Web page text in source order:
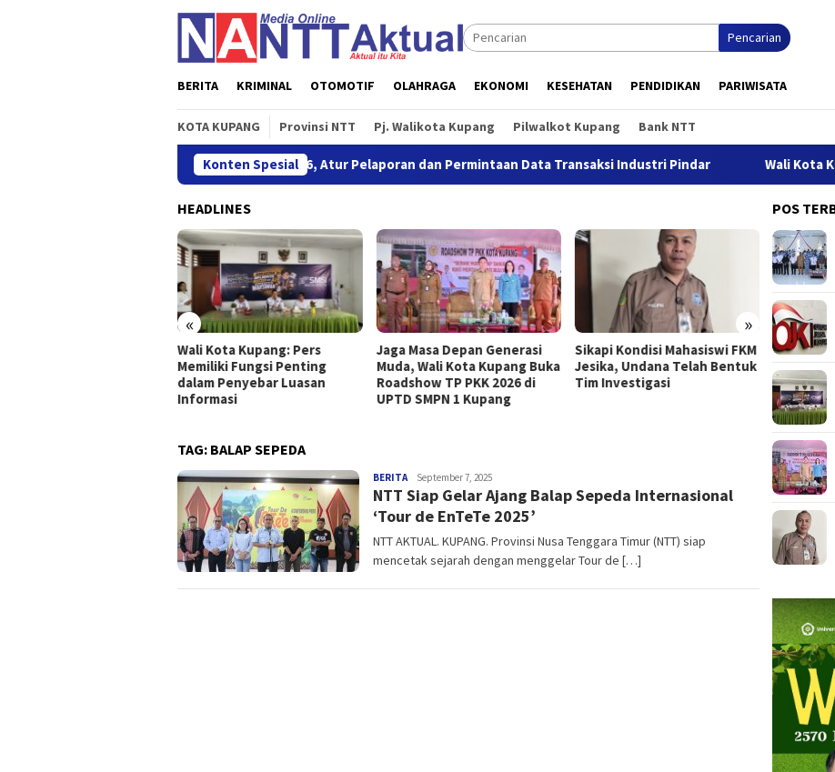
Pencarian
BERITA KRIMINAL OTOMOTIF OLAHRAGA EKONOMI KESEHATAN PENDIDIKAN PARIWISATA
KOTA KUPANG Provinsi NTT Pj. Walikota Kupang Pilwalkot Kupang Bank NTT
Konten Spesial
Terbitkan POJK Nomor 8 Tahun 2026, Atur Pelaporan dan Permintaan Data Transaksi Industri Pindar Wali Kota Kupang:
HEADLINES
« »
Wali Kota Kupang: Pers
Memiliki Fungsi Penting
dalam Penyebar Luasan
Informasi
Jaga Masa Depan Generasi
Muda, Wali Kota Kupang Buka
Roadshow TP PKK 2026 di
UPTD SMPN 1 Kupang
Sikapi Kondisi Mahasiswi FKM
Jesika, Undana Telah Bentuk
Tim Investigasi
Buka
Jeffry:
Prioritas
TAG: BALAP SEPEDA
BERITANTT
AKTUAL
September 7, 2025
NTT Siap Gelar Ajang Balap Sepeda Internasional
‘Tour de EnTeTe 2025’
NTT AKTUAL. KUPANG. Provinsi Nusa Tenggara Timur (NTT) siap
mencetak sejarah dengan menggelar Tour de […]
POS